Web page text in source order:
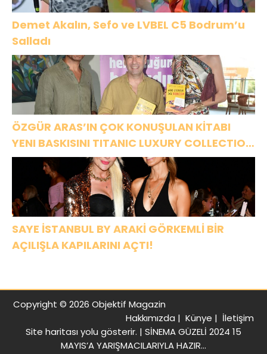
Demet Akalın, Sefo ve LVBEL C5 Bodrum’u
Salladı
ÖZGÜR ARAS’IN ÇOK KONUŞULAN KİTABI
YENI BASKISINI TITANIC LUXURY COLLECTION
BODRUM’DA KUTLADI
SAYE İSTANBUL BY ARAKİ GÖRKEMLİ BİR
AÇILIŞLA KAPILARINI AÇTI!
Copyright © 2026 Objektif Magazin
Hakkımızda | Künye | İletişim
Site haritası yolu gösterir. | SİNEMA GÜZELİ 2024 15
MAYIS’A YARIŞMACILARIYLA HAZIR…